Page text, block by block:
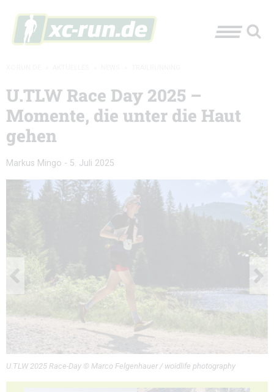
U.TLW Race Day 2025 –
Momente, die unter die Haut
gehen
Markus Mingo - 5. Juli 2025
U.TLW 2025 Race-Day © Marco Felgenhauer / woidlife photography